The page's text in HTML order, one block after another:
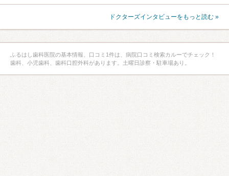
ドクターズインタビューをもっと読む »
ふるはし歯科医院の基本情報、口コミ1件は、病院口コミ検索カルーでチェック！
歯科、小児歯科、歯科口腔外科があります。土曜日診察・駐車場あり。